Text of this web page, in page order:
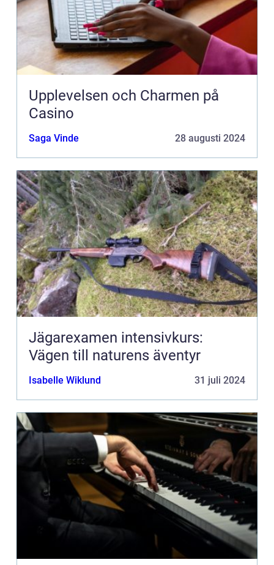
Upplevelsen och Charmen på
Casino
Saga Vinde 28 augusti 2024
Jägarexamen intensivkurs:
Vägen till naturens äventyr
Isabelle Wiklund 31 juli 2024